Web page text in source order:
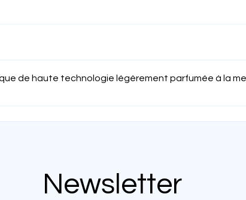
de haute technologie légèrement parfumée à la
Newsletter